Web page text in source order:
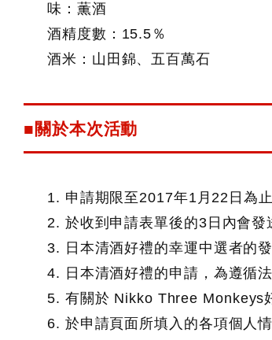
味：薫酒
酒精度數：15.5％
酒米：山田錦、五百萬石
■關於本次活動
1. 申請期限至2017年1月22日為
2. 於收到申請表單後的3日內會
3. 日本清酒好禮的幸運中選者的
4. 日本清酒好禮的申請，為遵循
5. 有關於 Nikko Three Monkeys
6. 於申請頁面所填入的各項個人